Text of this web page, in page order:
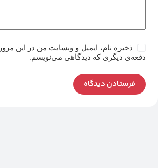
ذخیره نام، ایمیل و وبسایت من در این
دفعه‌ی دیگری که دیدگاهی می‌نویسم.
فرستادن دیدگاه